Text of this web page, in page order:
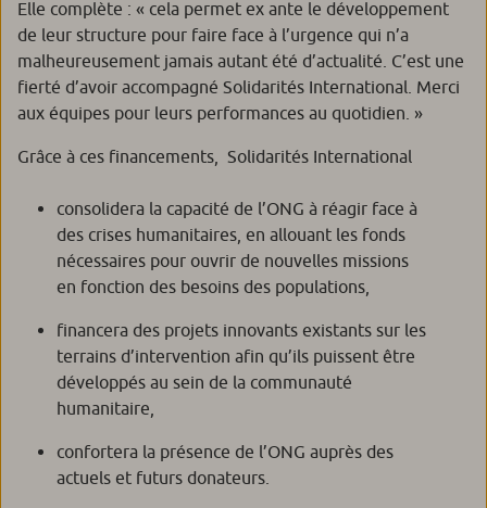
Elle complète : « cela permet ex ante le développement
de leur structure pour faire face à l’urgence qui n’a
malheureusement jamais autant été d’actualité. C’est une
fierté d’avoir accompagné Solidarités International. Merci
aux équipes pour leurs performances au quotidien. »
Grâce à ces financements, Solidarités International
consolidera la capacité de l’ONG à réagir face à
des crises humanitaires, en allouant les fonds
nécessaires pour ouvrir de nouvelles missions
en fonction des besoins des populations,
financera des projets innovants existants sur les
terrains d’intervention afin qu’ils puissent être
développés au sein de la communauté
humanitaire,
confortera la présence de l’ONG auprès des
actuels et futurs donateurs.